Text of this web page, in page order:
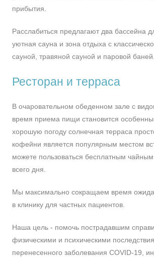
прибытия.
Расслабиться предлагают два бассейна
уютная сауна и зона отдыха с
сауной, травяной сауной и паровой баней.
Ресторан и терраса
В очаровательном обеденном зале с
время приема пищи становится
хорошую погоду солнечная терраса
кофейни является популярным местом
можете пользоваться бесплатным
всего дня.
Мы максимально сокращаем время
в клинику для частных пациентов.
Наша цель - помочь пострадавшим
физическими и психическими
перенесенного заболевания COVID-19,